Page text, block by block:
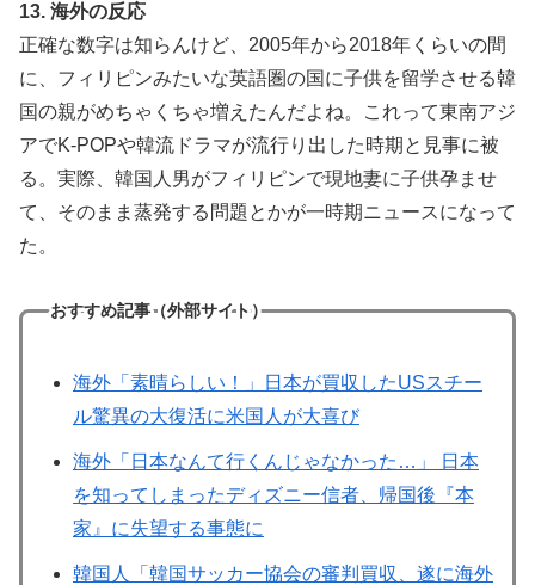
13. 海外の反応
正確な数字は知らんけど、2005年から2018年くらいの間
に、フィリピンみたいな英語圏の国に子供を留学させる韓
国の親がめちゃくちゃ増えたんだよね。これって東南アジ
アでK-POPや韓流ドラマが流行り出した時期と見事に被
る。実際、韓国人男がフィリピンで現地妻に子供孕ませ
て、そのまま蒸発する問題とかが一時期ニュースになって
た。
おすすめ記事（外部サイト）
海外「素晴らしい！」日本が買収したUSスチー
ル驚異の大復活に米国人が大喜び
海外「日本なんて行くんじゃなかった…」 日本
を知ってしまったディズニー信者、帰国後『本
家』に失望する事態に
韓国人「韓国サッカー協会の審判買収、遂に海外